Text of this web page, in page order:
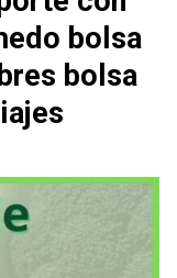
bolsa
bolsa